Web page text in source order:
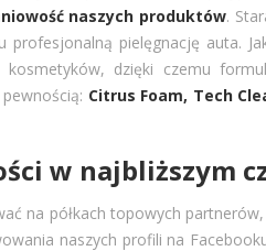
naszych produktów.
profesjonalną pielęgnację auta.
dzięki czemu
Citrus Foam, Tech
w najbliższym
na półkach topowych
naszych profili na